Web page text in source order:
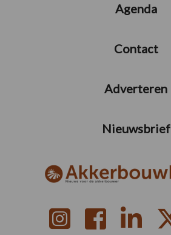
Agenda
Contact
Adverteren
Nieuwsbrief